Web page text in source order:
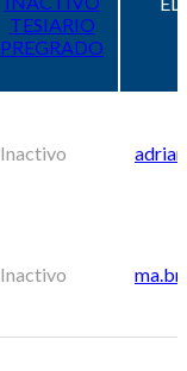
TESIARIO
PREGRADO
Inactivo
Inactivo